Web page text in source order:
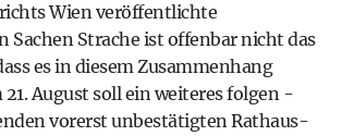
Wien veröffentlichte
Sachen Strache ist offenbar nicht das
es in diesem Zusammenhang
21. August soll ein weiteres folgen -
vorerst unbestätigten Rathaus-